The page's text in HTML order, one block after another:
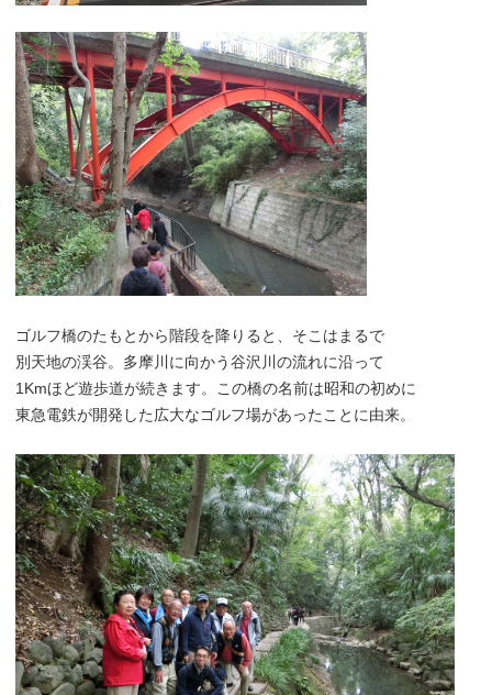
ゴルフ橋のたもとから階段を降りると、そこはまるで
別天地の渓谷。多摩川に向かう谷沢川の流れに沿って
1Kmほど遊歩道が続きます。この橋の名前は昭和の初めに
東急電鉄が開発した広大なゴルフ場があったことに由来。